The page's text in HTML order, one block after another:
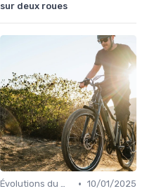
sur deux roues
Évolutions du marché du vélo électrique • 10/01/2025